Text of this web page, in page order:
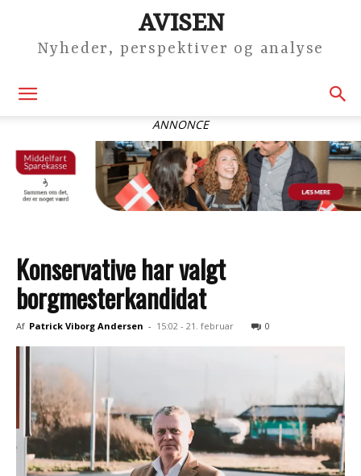
AVISEN
Nyheder, perspektiver og analyse
ANNONCE
Konservative har valgt
borgmesterkandidat
Af Patrick Viborg Andersen - 15:02 - 21. februar 0